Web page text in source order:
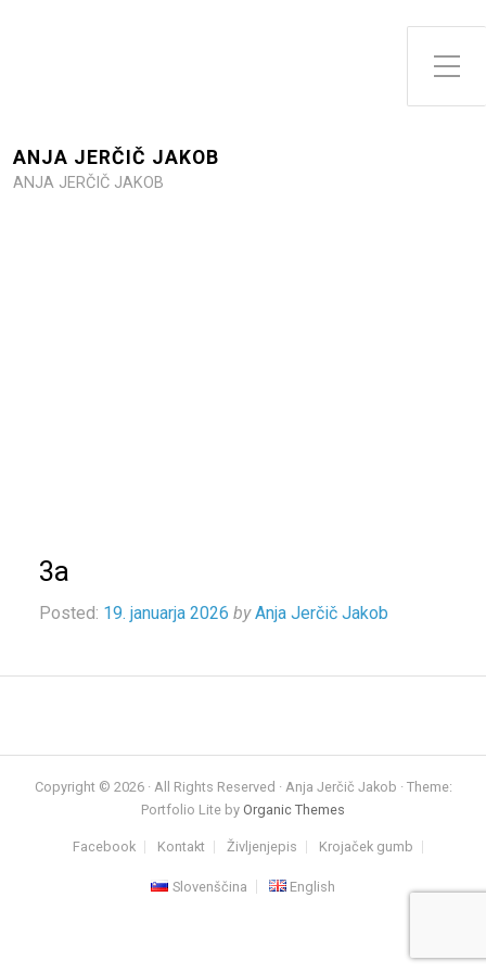
Toggle Side Menu
ANJA JERČIČ JAKOB
ANJA JERČIČ JAKOB
3a
Posted: 19. januarja 2026 by Anja Jerčič Jakob
Copyright © 2026 · All Rights Reserved · Anja Jerčič Jakob · Theme:
Portfolio Lite by Organic Themes
Facebook Kontakt Življenjepis Krojaček gumb
Slovenščina English